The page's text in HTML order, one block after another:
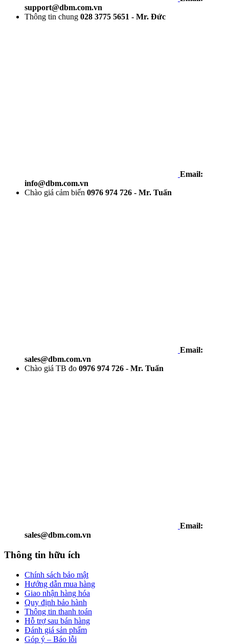
support@dbm.com.vn
Thông tin chung 028 3775 5651 - Mr. Đức
Email:
info@dbm.com.vn
Chào giá cảm biến 0976 974 726 - Mr. Tuấn
Email:
sales@dbm.com.vn
Chào giá TB đo 0976 974 726 - Mr. Tuấn
Email:
sales@dbm.com.vn
Thông tin hữu ích
Chính sách bảo mật
Hướng dẫn mua hàng
Giao nhận hàng hóa
Quy định bảo hành
Thông tin thanh toán
Hỗ trợ sau bán hàng
Đánh giá sản phẩm
Góp ý – Báo lỗi